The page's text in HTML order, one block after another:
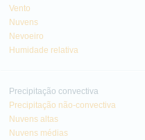
Vento
Nuvens
Nevoeiro
Humidade relativa
Precipitação convectiva
Precipitação não-convectiva
Nuvens altas
Nuvens médias